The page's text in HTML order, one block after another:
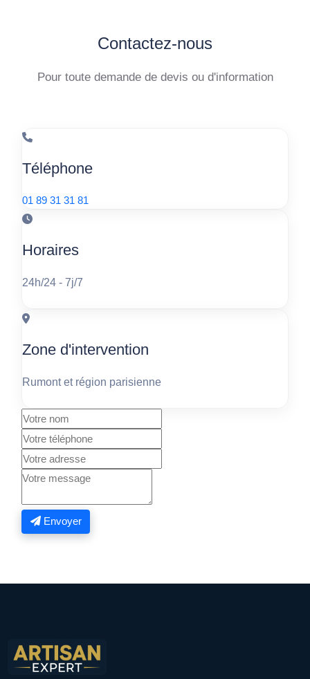
Contactez-nous
Pour toute demande de devis ou d'information
Téléphone
01 89 31 31 81
Horaires
24h/24 - 7j/7
Zone d'intervention
Rumont et région parisienne
Envoyer